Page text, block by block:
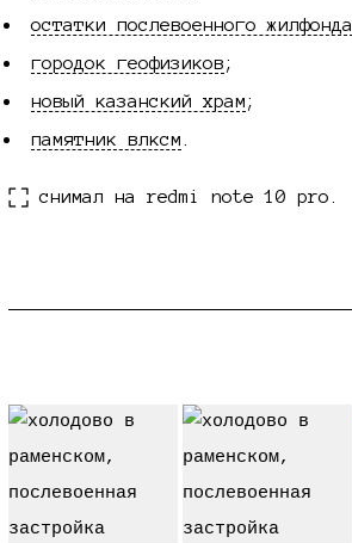
остатки послевоенного жилфонда
городок геофизиков;
новый казанский храм;
памятник влксм
снимал на redmi note 10 pro.